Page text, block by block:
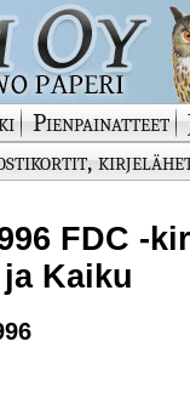
Pienpainatteet
FDC -
Kaiku